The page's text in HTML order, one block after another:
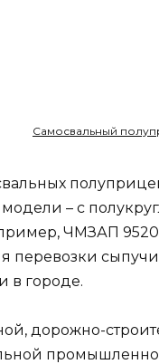
Самосвальный
– с
ЧМЗАП
перевозки
в городе.
дорожно-